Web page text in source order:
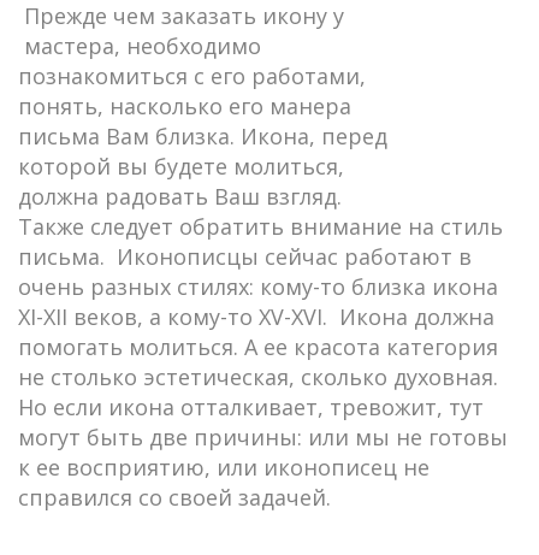
Прежде чем заказать икону у
мастера, необходимо
познакомиться с его работами,
понять, насколько его манера
письма Вам близка. Икона, перед
которой вы будете молиться,
должна радовать Ваш взгляд.
Также следует обратить внимание на стиль
письма. Иконописцы сейчас работают в
очень разных стилях: кому-то близка икона
XI-XII веков, а кому-то XV-XVI. Икона должна
помогать молиться. А ее красота категория
не столько эстетическая, сколько духовная.
Но если икона отталкивает, тревожит, тут
могут быть две причины: или мы не готовы
к ее восприятию, или иконописец не
справился со своей задачей.